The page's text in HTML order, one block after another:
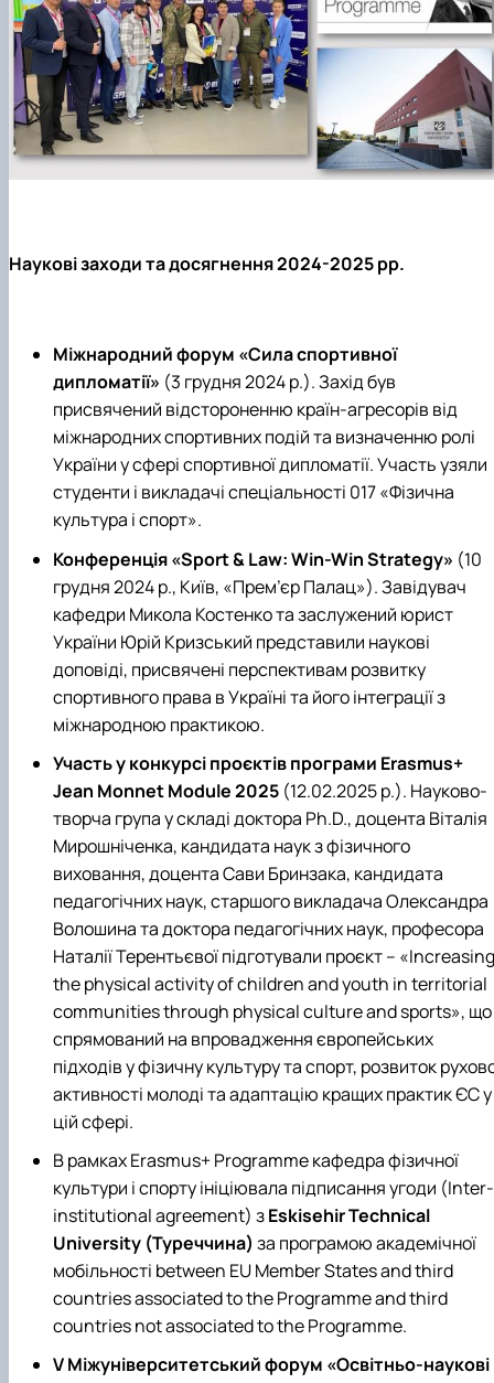
Наукові заходи та досягнення 2024-2025 рр.
Міжнародний форум «Сила спортивної
дипломатії» (3 грудня 2024 р.). Захід був
присвячений відстороненню країн-агресорів від
міжнародних спортивних подій та визначенню ролі
України у сфері спортивної дипломатії. Участь узяли
студенти і викладачі спеціальності 017 «Фізична
культура і спорт».
Конференція «Sport & Law: Win-Win Strategy» (10
грудня 2024 р., Київ, «Прем’єр Палац»). Завідувач
кафедри Микола Костенко та заслужений юрист
України Юрій Кризський представили наукові
доповіді, присвячені перспективам розвитку
спортивного права в Україні та його інтеграції з
міжнародною практикою.
Участь у конкурсі проєктів програми Erasmus+
Jean Monnet Module 2025 (12.02.2025 р.). Науково-
творча група у складі доктора Ph.D., доцента Віталія
Мирошніченка, кандидата наук з фізичного
виховання, доцента Сави Бринзака, кандидата
педагогічних наук, старшого викладача Олександра
Волошина та доктора педагогічних наук, професора
Наталії Терентьєвої підготували проєкт – «Increasing
the physical activity of children and youth in territorial
communities through physical culture and sports», що
спрямований на впровадження європейських
підходів у фізичну культуру та спорт, розвиток
активності молоді та адаптацію кращих практик ЄС у
цій сфері.
В рамках Erasmus+ Programme кафедра фізичної
культури і спорту ініціювала підписання угоди (Inter-
institutional agreement) зEskisehir Technical
University (Туреччина) за програмою академічної
мобільності between EU Member States and third
countries associated to the Programme and third
countries not associated to the Programme.
V Міжуніверситетський форум «Освітньо-наукові